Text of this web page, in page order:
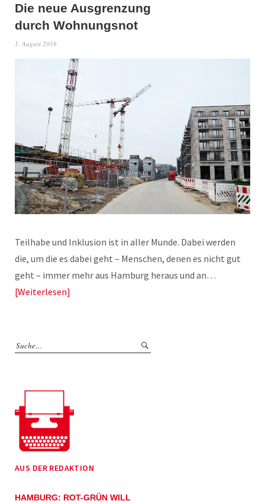
Die neue Ausgrenzung
durch Wohnungsnot
1. August 2018
Teilhabe und Inklusion ist in aller Munde. Dabei werden
die, um die es dabei geht – Menschen, denen es nicht gut
geht – immer mehr aus Hamburg heraus und an…
Weiterlesen
AUS DER REDAKTION
HAMBURG: ROT-GRÜN WILL